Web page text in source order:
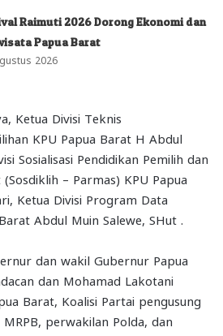
Raimuti 2026 Dorong Ekonomi dan
Papua Barat
2026
Ketua Divisi Teknis
KPU Papua Barat H Abdul
Sosialisasi Pendidikan Pemilih dan
– Parmas) KPU Papua
Ketua Divisi Program Data
Abdul Muin Salewe, SHut .
dan wakil Gubernur Papua
dan Mohamad Lakotani
Barat, Koalisi Partai pengusung
perwakilan Polda, dan